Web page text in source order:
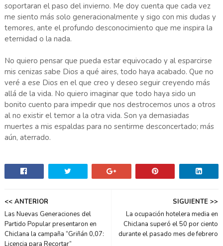
soportaran el paso del invierno. Me doy cuenta que cada vez
me siento más solo generacionalmente y sigo con mis dudas y
temores, ante el profundo desconocimiento que me inspira la
eternidad o la nada.
No quiero pensar que pueda estar equivocado y al esparcirse
mis cenizas sabe Dios a qué aires, todo haya acabado. Que no
veré a ese Dios en el que creo y deseo seguir creyendo más
allá de la vida. No quiero imaginar que todo haya sido un
bonito cuento para impedir que nos destrocemos unos a otros
al no existir el temor a la otra vida. Son ya demasiadas
muertes a mis espaldas para no sentirme desconcertado; más
aún, aterrado.
SIGUIENTE >>
La ocupación hotelera media en
Chiclana superó el 50 por ciento
durante el pasado mes de febrero
<< ANTERIOR
Las Nuevas Generaciones del
Partido Popular presentaron en
Chiclana la campaña “Griñán 0,07:
Licencia para Recortar”